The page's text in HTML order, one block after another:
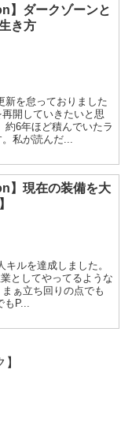
】ダークゾーンと
き方
新を怠っておりました
開していきたいと思
約6年ほど積んでいたラ
私が読んだ...
】現在の装備を大
ルを達成しました。
としてやってるような
ぁ立ち回りの点でも
P...